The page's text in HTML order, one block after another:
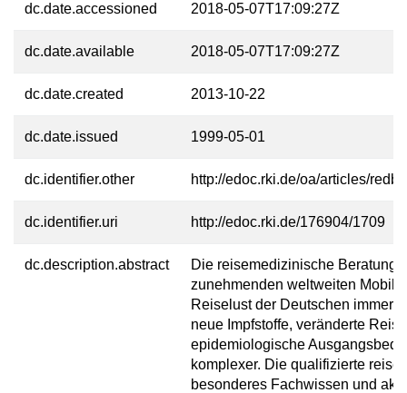
dc.date.accessioned 2018-05-07T17:09:27Z
dc.date.available 2018-05-07T17:09:27Z
dc.date.created 2013-10-22
dc.date.issued 1999-05-01
dc.identifier.other http://edoc.rki.de/oa/articles/
dc.identifier.uri http://edoc.rki.de/176904/1709
dc.description.abstract
Die reisemedizinische Beratung
zunehmenden weltweiten
Reiselust der Deutschen immer
neue Impfstoffe, veränderte
epidemiologische
komplexer. Die qualifizierte
besonderes Fachwissen und